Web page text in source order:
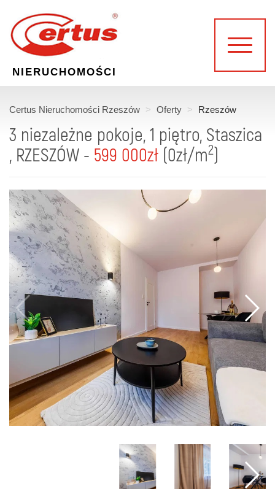
NIERUCHOMOŚCI
Certus Nieruchomości Rzeszów Oferty Rzeszów
3 niezależne pokoje, 1 piętro, Staszica
, RZESZÓW - 599 000zł (0zł/m2)